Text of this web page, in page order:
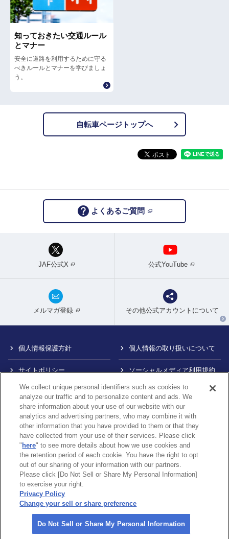
知っておきたい交通ルール
とマナー
安全に道路を利用するために守る
べきルールとマナーを学びましょ
う。
自転車ページトップへ
よくあるご質問
JAF公式X 公式YouTube
メルマガ登録 その他公式アカウントについて
個人情報保護方針 個人情報の取り扱いについて
サイトポリシー ソーシャルメディア利用規約
特定商取引法に基づく表示
Do Not Sell or Share My
Personal Information
カスタマーハラスメント対応
について
内部通報制度について
〒105-0012
東京都港区芝大門1-1-30 日本自動車会館
2026 All rights reserved. 一般社団法人 日本自動車連盟 (JAF)
We collect unique personal identifiers such as cookies to
analyze our traffic and to personalize content and ads. We
share information about your use of our website with our
analytics and advertising partners, who may combine it with
other information that you have provided to them or that they
have collected from your use of their services. Please click
" here" to see more details about how we use cookies and
the retention period of each cookie. You have the right to opt
out of our sharing of your information with our partners.
Please click [Do Not Sell or Share My Personal Information]
to exercise your right.
Privacy Policy
Change your sell or share preference
Do Not Sell or Share My Personal Information